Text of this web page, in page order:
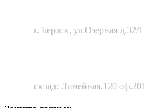
г. Бердск, ул.Озерная д.32/1
склад: Линейная,120 оф.201